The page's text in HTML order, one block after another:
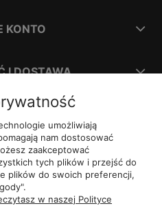
KONTO
I DOSTAWA
NAS
1,
31-150 Kraków
503,
umożliwiają
nam dostosować
zaakceptować
tych plików i przejść do
plików do swoich preferencji,
w naszej Polityce